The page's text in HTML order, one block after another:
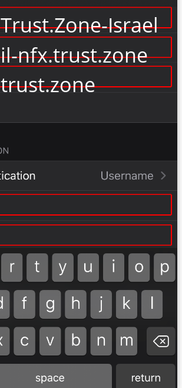
Trust.Zone-Israel-
il-nfx.trust.zone
trust.zone